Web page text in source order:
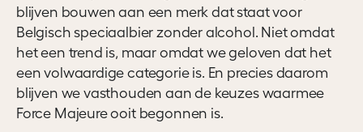
blijven bouwen aan een merk dat staat voor
Belgisch speciaalbier zonder alcohol. Niet omdat
het een trend is, maar omdat we geloven dat het
een volwaardige categorie is. En precies daarom
blijven we vasthouden aan de keuzes waarmee
Force Majeure ooit begonnen is.